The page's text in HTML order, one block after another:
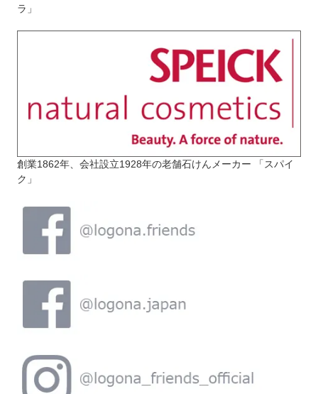
ラ」
創業1862年、会社設立1928年の老舗石けんメーカー 「スパイ
ク」